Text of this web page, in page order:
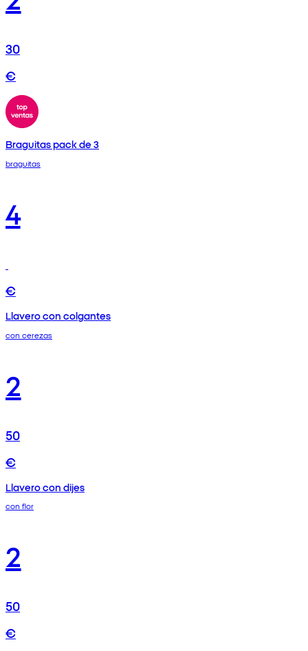
30
€
Braguitas pack de 3
braguitas
4
€
Llavero con colgantes
con cerezas
2
50
€
Llavero con dijes
con flor
2
50
€